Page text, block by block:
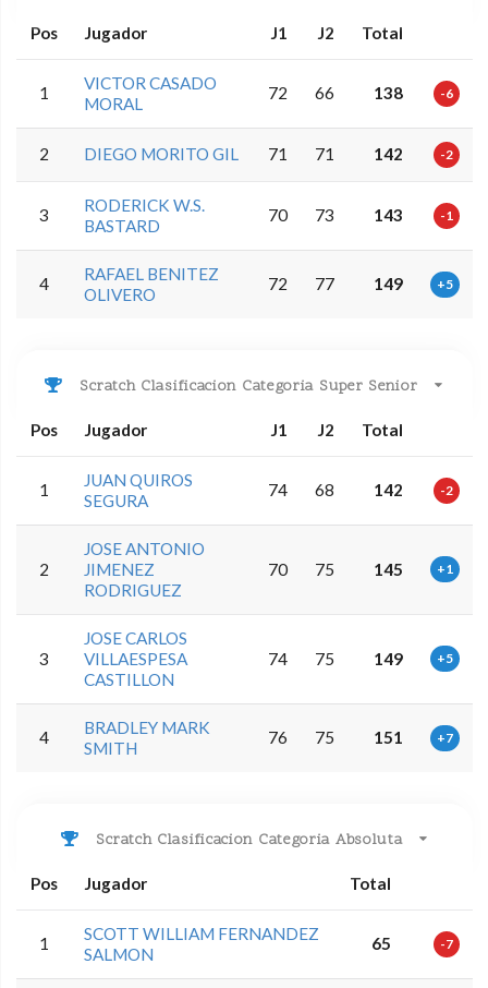
Pos Jugador J1 J2 Total
1
VICTOR CASADO
MORAL
72 66 138 -6
2 DIEGO MORITO GIL 71 71 142 -2
3
RODERICK W.S.
BASTARD
70 73 143 -1
4
RAFAEL BENITEZ
OLIVERO
72 77 149 +5
Scratch Clasificacion Categoria Super Senior
Pos Jugador J1 J2 Total
1
JUAN QUIROS
SEGURA
74 68 142 -2
2
JOSE ANTONIO
JIMENEZ
RODRIGUEZ
70 75 145 +1
3
JOSE CARLOS
VILLAESPESA
CASTILLON
74 75 149 +5
4
BRADLEY MARK
SMITH
76 75 151 +7
Scratch Clasificacion Categoria Absoluta
Pos Jugador Total
1
SCOTT WILLIAM FERNANDEZ
SALMON
65 -7